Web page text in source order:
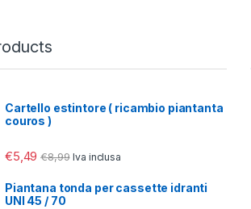
Cartello estintore ( ricambio piantanta
couros )
€5,49 €8,99 Iva inclusa
Piantana tonda per cassette idranti
UNI 45 / 70